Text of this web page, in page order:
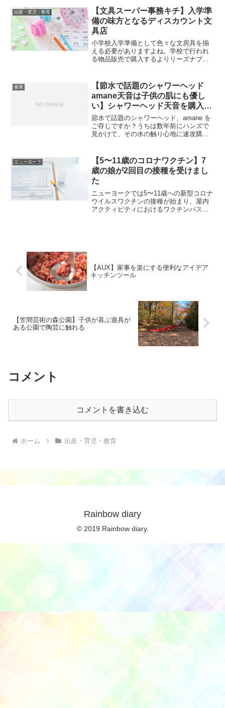
出産・育児・教育
【文具スーパー事務キチ】入学準
備の味方となるディスカウント文
具店
小学校入学準備として色々な文房具を揃
える必要がありますよね。学校で行われ
る物品販売で購入するよりリーズナブル
健康
【節水で話題のシャワーヘッド
amane天音は子供の肌にも優し
い】シャワーヘッド天音を購入し
て数年経っての感想
節水で話題のシャワーヘッド、amane を
ご存じですか？うちは数年前にハンズで
見かけて、その水の触り心地に速攻購入
います。まだお試しになっていない方は
ぜひ体験してみてください。
ニューヨーク
【5〜11歳のコロナワクチン】7
歳の娘が2回目の接種を受けまし
た
ニューヨークでは5〜11歳への新型コロナ
ウイルスワクチンの接種が始まり、屋内
アクティビティにおけるワクチンパスポ
【AUX】家事を楽にする便利なアイデア
キッチンツール
【笠間芸術の森公園】子供が喜ぶ遊具が
ある公園で陶芸に触れる
コメント
コメントを書き込む
ホーム 出産・育児・教育
Rainbow diary
© 2019 Rainbow diary.